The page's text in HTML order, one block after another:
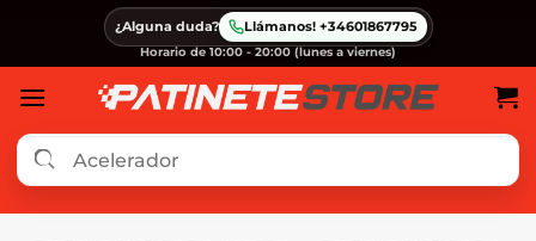
contenido
¿Alguna duda? Llámanos! +34601867795
Horario de 10:00 - 20:00 (lunes a viernes)